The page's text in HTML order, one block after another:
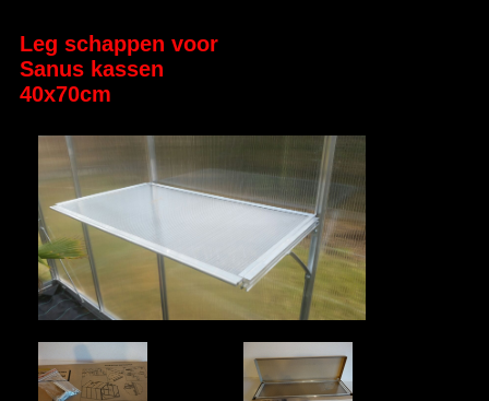
Leg schappen voor
Sanus kassen
40x70cm